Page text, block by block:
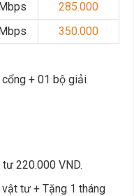
285.000
350.000
+ 01 bộ giải
220.000 VND.
tư + Tặng 1 tháng